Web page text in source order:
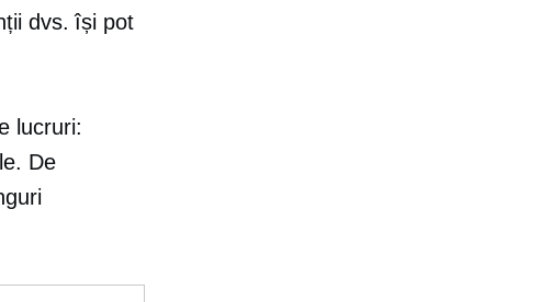
dvs. își pot
lucruri:
De